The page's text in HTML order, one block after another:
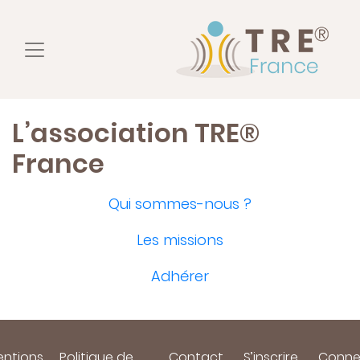
L’association TRE®
France
Qui sommes-nous ?
Les missions
Adhérer